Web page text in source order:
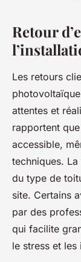
Retour
Les retours
attentes et
rapportent
accessible,
techniques.
du type de
site. Certains
par des
qui facilite
le stress et les